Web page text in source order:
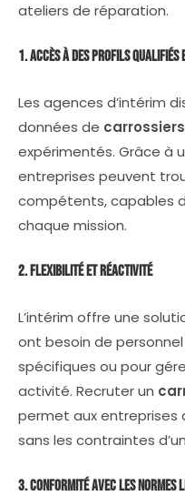
ateliers de réparation.
1. Accès à des Profils Qualifiés
Les agences d’intérim
données de
expérimentés. Grâce à
entreprises peuvent
compétents, capables
chaque mission.
2. Flexibilité et Réactivité
L’intérim offre une
ont besoin de
spécifiques ou pour
activité. Recruter un
permet aux entreprises
sans les contraintes
3. Conformité avec les Normes